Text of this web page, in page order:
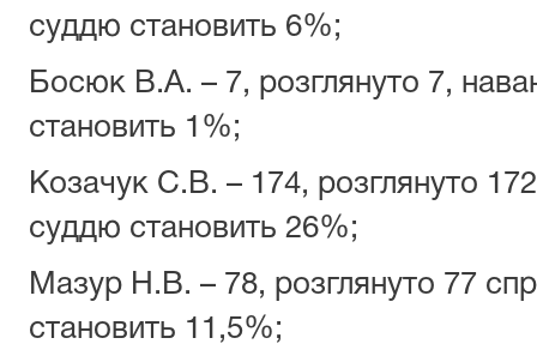
суддю становить 6%;
Босюк В.А. – 7, розглянуто 7,
становить 1%;
Козачук С.В. – 174, розглянуто
суддю становить 26%;
Мазур Н.В. – 78, розглянуто 77
становить 11,5%;